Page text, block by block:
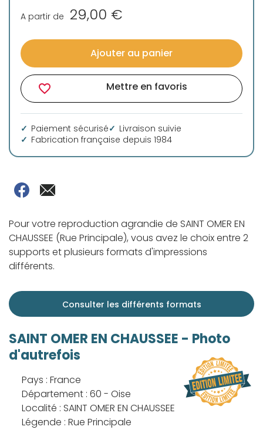
A partir de 29,00 €
Ajouter au panier
favorite_border Mettre en favoris
Paiement sécurisé
Livraison suivie
Fabrication française depuis 1984
Pour votre reproduction agrandie de SAINT OMER EN
CHAUSSEE (Rue Principale), vous avez le choix entre 2
supports et plusieurs formats d'impressions
différents.
Consulter les différents formats
SAINT OMER EN CHAUSSEE - Photo
d'autrefois
Pays : France
Département : 60 - Oise
Localité : SAINT OMER EN CHAUSSEE
Légende : Rue Principale